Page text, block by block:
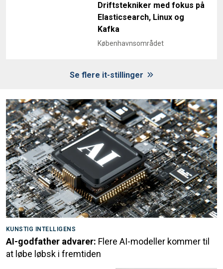
Driftstekniker med fokus på
Elasticsearch, Linux og
Kafka
Københavnsområdet
Se flere it-stillinger
KUNSTIG INTELLIGENS
AI-godfather advarer: Flere AI-modeller kommer til
at løbe løbsk i fremtiden